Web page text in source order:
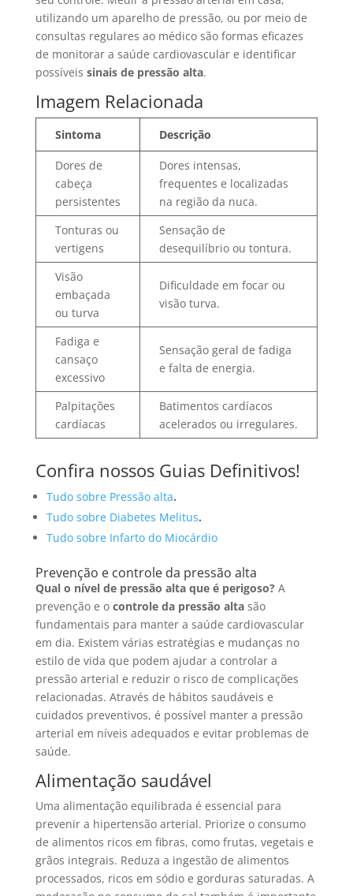
utilizando um aparelho de pressão, ou por meio de
consultas regulares ao médico são formas eficazes
de monitorar a saúde cardiovascular e identificar
possíveis sinais de pressão alta.
Imagem Relacionada
Sintoma Descrição
Dores de
cabeça
persistentes
Dores intensas,
frequentes e localizadas
na região da nuca.
Tonturas ou
vertigens
Sensação de
desequilíbrio ou tontura.
Visão
embaçada
ou turva
Dificuldade em focar ou
visão turva.
Fadiga e
cansaço
excessivo
Sensação geral de fadiga
e falta de energia.
Palpitações
cardíacas
Batimentos cardíacos
acelerados ou irregulares.
Confira nossos Guias Definitivos!
Tudo sobre Pressão alta.
Tudo sobre Diabetes Melitus.
Tudo sobre Infarto do Miocárdio
Prevenção e controle da pressão alta
Qual o nível de pressão alta que é perigoso? A
prevenção e o controle da pressão altasão
fundamentais para manter a saúde cardiovascular
em dia. Existem várias estratégias e mudanças no
estilo de vida que podem ajudar a controlar a
pressão arterial e reduzir o risco de complicações
relacionadas. Através de hábitos saudáveis e
cuidados preventivos, é possível manter a pressão
arterial em níveis adequados e evitar problemas de
saúde.
Alimentação saudável
Uma alimentação equilibrada é essencial para
prevenir a hipertensão arterial. Priorize o consumo
de alimentos ricos em fibras, como frutas, vegetais e
grãos integrais. Reduza a ingestão de alimentos
processados, ricos em sódio e gorduras saturadas. A